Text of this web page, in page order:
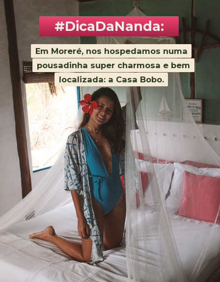
Em Moreré, nos hospedamos numa
pousadinha super charmosa e bem
localizada: a Casa Bobo.
Em Moreré, nos hospedamos numa
pousadinha super charmosa e bem
localizada: a Casa Bobo.
#DicaDaNanda: